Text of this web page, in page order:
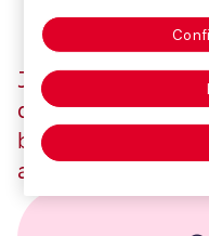
Jaime Nava (ex
deportistas que
bien asesorados y
agotarse”